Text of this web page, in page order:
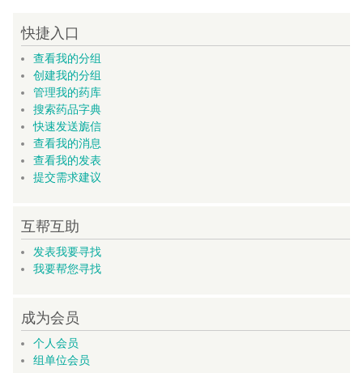
快捷入口
查看我的分组
创建我的分组
管理我的药库
搜索药品字典
快速发送旎信
查看我的消息
查看我的发表
提交需求建议
互帮互助
发表我要寻找
我要帮您寻找
成为会员
个人会员
组单位会员